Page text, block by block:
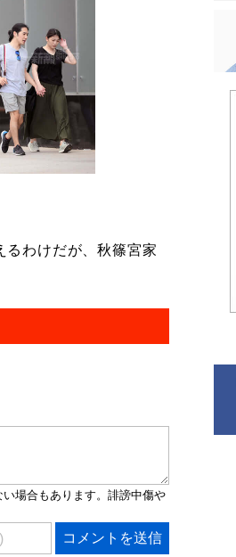
るわけだが、秋篠宮家